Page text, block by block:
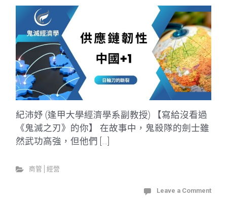
紀沛妤 (逢甲大學經濟學系副教授) 【寫給沒看過
《鬼滅之刃》的你】 在故事中，鬼殺隊的劍士雖
然武功高強，但他們 […]
商管│經營
Leave a Comment